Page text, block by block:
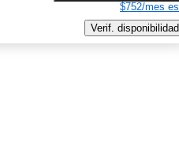
$752/mes
Verif. disponibilidad